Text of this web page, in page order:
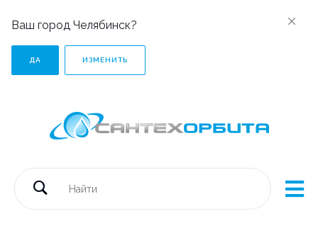
Ваш город Челябинск?
ДА ИЗМЕНИТЬ